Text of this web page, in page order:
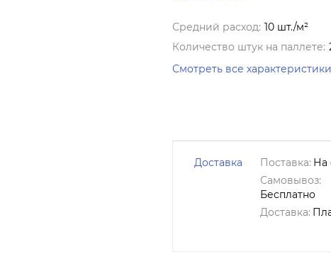
Средний расход: 10 шт./м²
Количество штук на паллете:
Смотреть все характеристики
Доставка Поставка: На
Самовывоз:
Бесплатно
Доставка: